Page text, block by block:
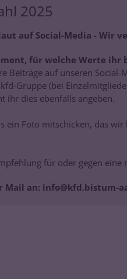
2025
auf Social-Media - Wir
für welche Werte ihr
Beiträge auf unseren
Gruppe (bei
ihr dies ebenfalls angeben.
ein Foto mitschicken, das
für oder gegen
an: info@kfd.bistum-